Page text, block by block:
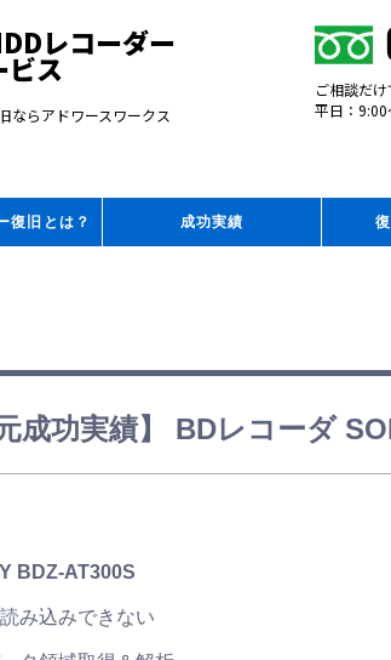
レコーダー
ビス
ならアドワースワークス
ご相談だ
平日：
復旧とは？ 成功実績
元成功実績】 BDレコーダ
BDZ-AT300S
読み込みできない